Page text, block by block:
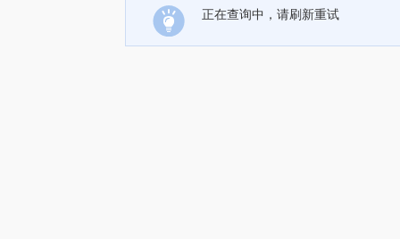
正在查询中，请刷新重试